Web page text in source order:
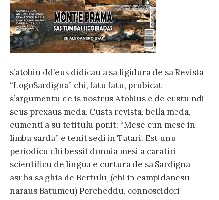
s’atobiu dd’eus didicau a sa ligidura de sa Revista
“LogoSardigna” chi, fatu fatu, prubicat
s’argumentu de is nostrus Atobius e de custu ndi
seus prexaus meda. Custa revista, bella meda,
cumenti a su tetitulu ponit: “Mese cun mese in
limba sarda” e tenit sedi in Tatari. Est unu
periodicu chi bessit donnia mesi a caratiri
scientificu de lingua e curtura de sa Sardigna
asuba sa ghia de Bertulu, (chi in campidanesu
naraus Batumeu) Porcheddu, connoscidori